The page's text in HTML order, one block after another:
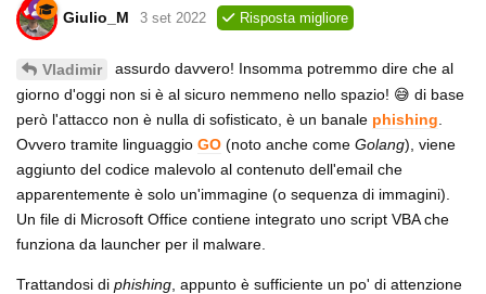
Giulio_M 3 set 2022 Risposta migliore
Vladimir
assurdo davvero! Insomma potremmo dire che al
giorno d'oggi non si è al sicuro nemmeno nello spazio! 😅 di base
però l'attacco non è nulla di sofisticato, è un banale phishing
Ovvero tramite linguaggio GO (noto anche come Golang), viene
aggiunto del codice malevolo al contenuto dell'email che
apparentemente è solo un'immagine (o sequenza di immagini).
Un file di Microsoft Office contiene integrato uno script VBA che
funziona da launcher per il malware.
Trattandosi di phishing , appunto è sufficiente un po' di attenzione